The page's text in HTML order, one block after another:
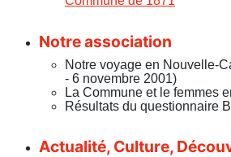
Notre association
Notre voyage en Nouvelle-
- 6 novembre 2001)
La Commune et le femmes
Résultats du questionnaire
Actualité, Culture,